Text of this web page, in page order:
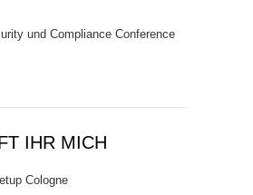
und Compliance Conference
IHR MICH
Cologne